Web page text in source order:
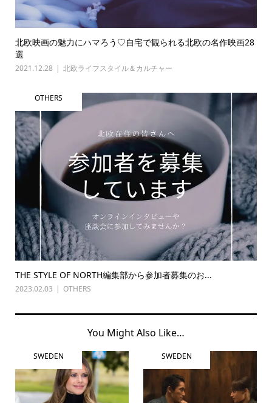
北欧映画の魅力にハマろう♡自宅で観られる北欧の名作映画28
選
2021.12.28 北欧ライフスタイル＆カルチャー
OTHERS
THE STYLE OF NORTH編集部から参加者募集のお...
2023.02.03 OTHERS
You Might Also Like…
SWEDEN SWEDEN